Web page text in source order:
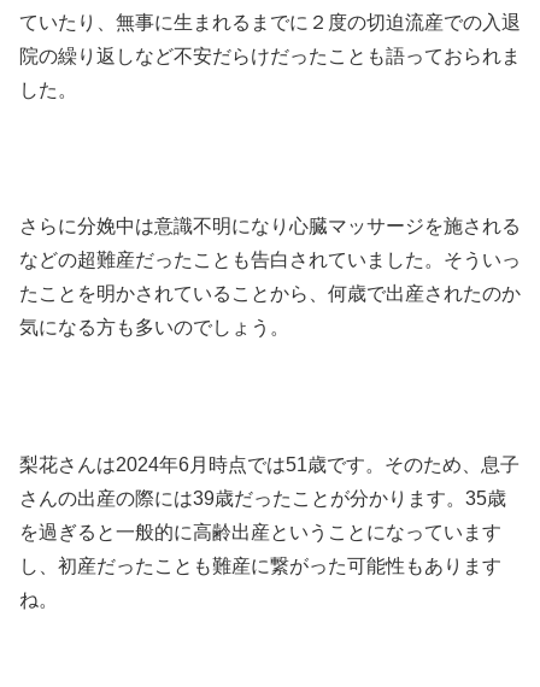
ていたり、無事に生まれるまでに２度の切迫流産での入退
院の繰り返しなど不安だらけだったことも語っておられま
した。
さらに分娩中は意識不明になり心臓マッサージを施される
などの超難産だったことも告白されていました。そういっ
たことを明かされていることから、何歳で出産されたのか
気になる方も多いのでしょう。
梨花さんは2024年6月時点では51歳です。そのため、息子
さんの出産の際には39歳だったことが分かります。35歳
を過ぎると一般的に高齢出産ということになっています
し、初産だったことも難産に繋がった可能性もあります
ね。